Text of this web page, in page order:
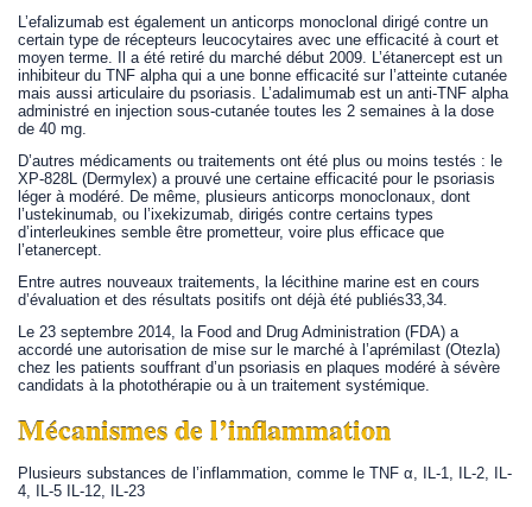
L’efalizumab est également un anticorps monoclonal dirigé contre un
certain type de récepteurs leucocytaires avec une efficacité à court et
moyen terme. Il a été retiré du marché début 2009. L’étanercept est un
inhibiteur du TNF alpha qui a une bonne efficacité sur l’atteinte cutanée
mais aussi articulaire du psoriasis. L’adalimumab est un anti-TNF alpha
administré en injection sous-cutanée toutes les 2 semaines à la dose
de 40 mg.
D’autres médicaments ou traitements ont été plus ou moins testés : le
XP-828L (Dermylex) a prouvé une certaine efficacité pour le psoriasis
léger à modéré. De même, plusieurs anticorps monoclonaux, dont
l’ustekinumab, ou l’ixekizumab, dirigés contre certains types
d’interleukines semble être prometteur, voire plus efficace que
l’etanercept.
Entre autres nouveaux traitements, la lécithine marine est en cours
d’évaluation et des résultats positifs ont déjà été publiés33,34.
Le 23 septembre 2014, la Food and Drug Administration (FDA) a
accordé une autorisation de mise sur le marché à l’aprémilast (Otezla)
chez les patients souffrant d’un psoriasis en plaques modéré à sévère
candidats à la photothérapie ou à un traitement systémique.
Mécanismes de l’inflammation
Plusieurs substances de l’inflammation, comme le TNF α, IL-1, IL-2, IL-
4, IL-5 IL-12, IL-23